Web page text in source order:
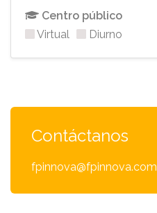
Centro público
Virtual
Diurno
Contáctanos
fpinnova@fpinnova.com